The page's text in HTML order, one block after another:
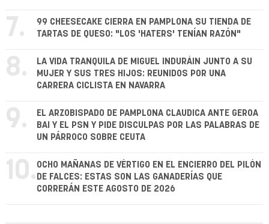
7.
99 CHEESECAKE CIERRA EN PAMPLONA SU TIENDA DE
TARTAS DE QUESO: "LOS 'HATERS' TENÍAN RAZÓN"
8.
LA VIDA TRANQUILA DE MIGUEL INDURÁIN JUNTO A SU
MUJER Y SUS TRES HIJOS: REUNIDOS POR UNA
CARRERA CICLISTA EN NAVARRA
9.
EL ARZOBISPADO DE PAMPLONA CLAUDICA ANTE GEROA
BAI Y EL PSN Y PIDE DISCULPAS POR LAS PALABRAS DE
UN PÁRROCO SOBRE CEUTA
10. OCHO MAÑANAS DE VÉRTIGO EN EL ENCIERRO DEL PILÓN
DE FALCES: ESTAS SON LAS GANADERÍAS QUE
CORRERÁN ESTE AGOSTO DE 2026